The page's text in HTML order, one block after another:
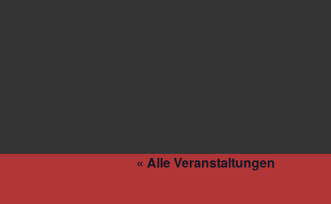
« Alle Veranstaltungen